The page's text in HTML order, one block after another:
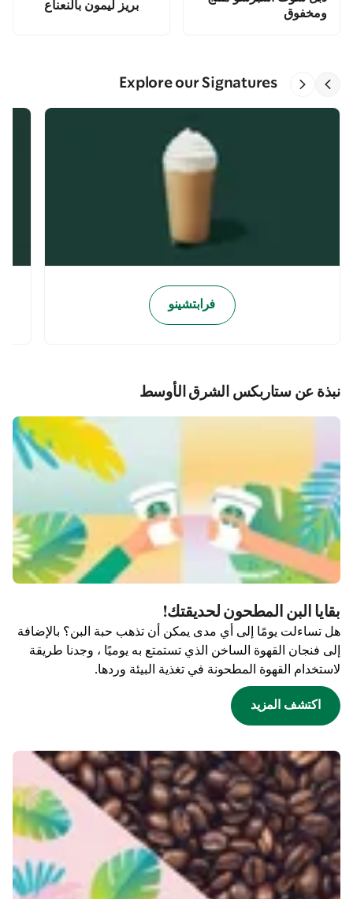
ومخفوق
بريز ليمون بالنعناع
Explore our Signatures
فرابتشينو
نبذة عن ستاربكس الشرق الأوسط
بقايا البن المطحون لحديقتك!
هل تساءلت يومًا إلى أي مدى يمكن أن تذهب حبة البن؟ بالإضافة
إلى فنجان القهوة الساخن الذي تستمتع به يوميًا ، وجدنا طريقة
لاستخدام القهوة المطحونة في تغذية البيئة وردها.
اكتشف المزيد